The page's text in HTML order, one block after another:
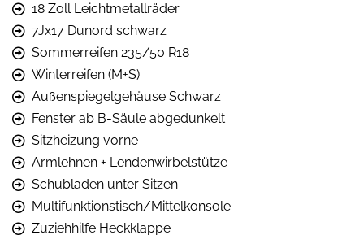
18 Zoll Leichtmetallräder
7Jx17 Dunord schwarz
Sommerreifen 235/50 R18
Winterreifen (M+S)
Außenspiegelgehäuse Schwarz
Fenster ab B-Säule abgedunkelt
Sitzheizung vorne
Armlehnen + Lendenwirbelstütze
Schubladen unter Sitzen
Multifunktionstisch/Mittelkonsole
Zuziehhilfe Heckklappe